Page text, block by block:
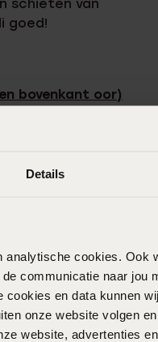
Details
analytische cookies. Ook
communicatie naar jou
en data kunnen
onze website volgen
website, advertenties
schieten van
goed!
bovenkant oor)
de kaart!
op de kaart! Zo heb